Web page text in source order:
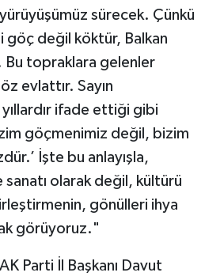
sürecek. Çünkü
göç değil köktür, Balkan
Bu topraklara gelenler
evlattır. Sayın
yıllardır ifade ettiği gibi
göçmenimiz değil, bizim
İşte bu anlayışla,
olarak değil, kültürü
gönülleri ihya
görüyoruz."
Parti İl Başkanı Davut